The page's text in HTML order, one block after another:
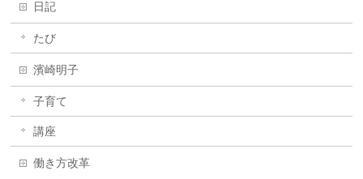
日記
たび
濱崎明子
子育て
講座
働き方改革